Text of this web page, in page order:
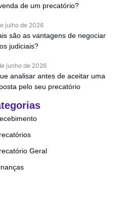
de um precatório?
julho de 2026
são as vantagens de negociar
judiciais?
junho de 2026
analisar antes de aceitar uma
pelo seu precatório
Geral